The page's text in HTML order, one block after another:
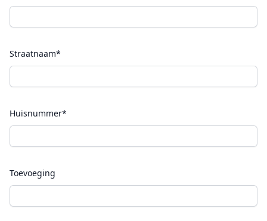
Straatnaam*
Huisnummer*
Toevoeging